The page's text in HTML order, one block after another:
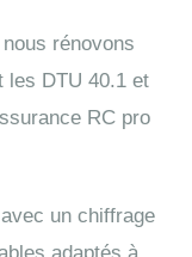
rénovons
les DTU 40.1 et
RC pro
un chiffrage